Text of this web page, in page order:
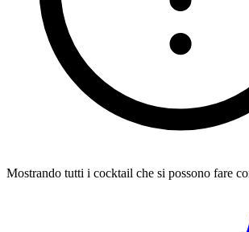
Mostrando tutti i cocktail che si possono fare